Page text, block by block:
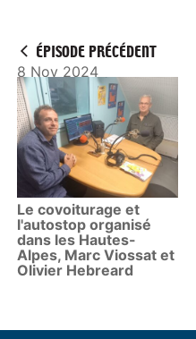
ÉPISODE PRÉCÉDENT
8 Nov 2024
Le covoiturage et
l'autostop organisé
dans les Hautes-
Alpes, Marc Viossat et
Olivier Hebreard